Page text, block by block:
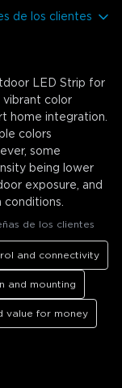
de los clientes
LED Strip for
vibrant color
home integration.
colors
some
being lower
exposure, and
conditions.
de los clientes
and connectivity
and mounting
value for money